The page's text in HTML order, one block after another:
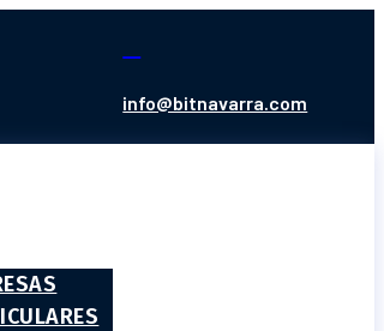
info@bitnavarra.com